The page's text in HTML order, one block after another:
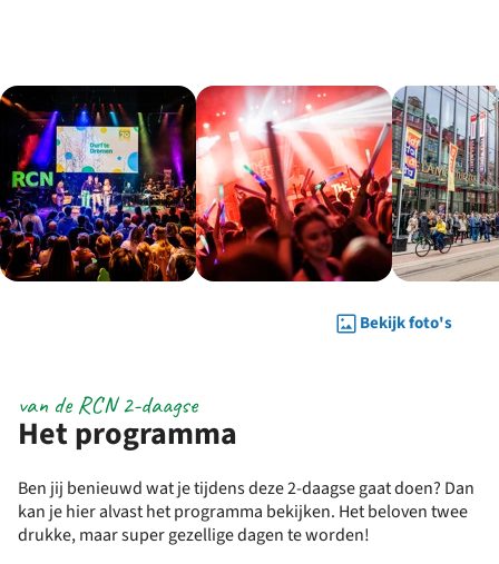
Bekijk foto's
Het programma
van de RCN 2-daagse
Ben jij benieuwd wat je tijdens deze 2-daagse gaat doen? Dan
kan je hier alvast het programma bekijken. Het beloven twee
drukke, maar super gezellige dagen te worden!